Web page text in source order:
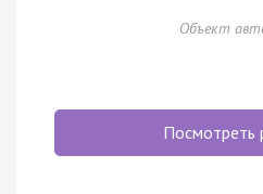
Объект
Посмотреть